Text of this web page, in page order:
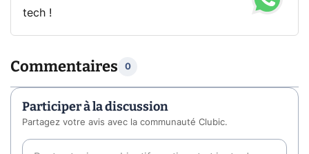
tech !
Commentaires 0
Participer à la discussion
Partagez votre avis avec la communauté Clubic.